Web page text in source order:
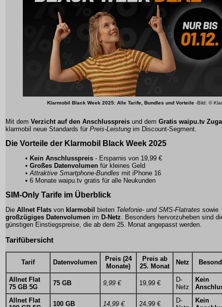
Klarmobil Black Week 2025: Alle Tarife, Bundles und Vorteile -Bild: ©
Mit dem Verzicht auf den Anschlusspreis und dem Gratis waipu.tv
klarmobil neue Standards für Preis-Leistung im Discount-Segment.
Die Vorteile der Klarmobil Black Week 2025
• Kein Anschlusspreis - Ersparnis von 19,99 €
• Großes Datenvolumen für kleines Geld
• Attraktive Smartphone-Bundles mit iPhone 16
• 6 Monate waipu.tv gratis für alle Neukunden
SIM-Only Tarife im Überblick
Die Allnet Flats von klarmobil bieten Telefonie- und SMS-Flatrates sowie
großzügiges Datenvolumen im D-Netz . Besonders hervorzuheben sind
günstigen Einstiegspreise , die ab dem 25. Monat angepasst werden.
Tarifübersicht
Tarif Datenvolumen
Preis (24
Monate)
Preis ab
25. Monat
Netz
Allnet Flat
75 GB 5G
75 GB 9,99 € 19,99 €
D-
Netz
Kein
Allnet Flat
100 GB 14,99 € 24,99 €
D-
Kein